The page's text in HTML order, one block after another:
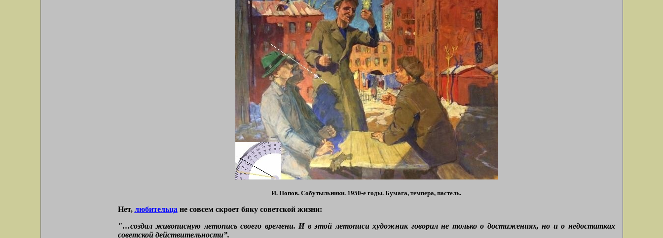
И. Попов. Собутыльники. 1950-е годы. Бумага, темпера, пастель.
Нет, любительца не совсем скроет бяку советской жизни:
"…создал живописную летопись своего времени. И в этой летописи художник говорил не только о достижениях, но и о недостатках
советской действительности”.